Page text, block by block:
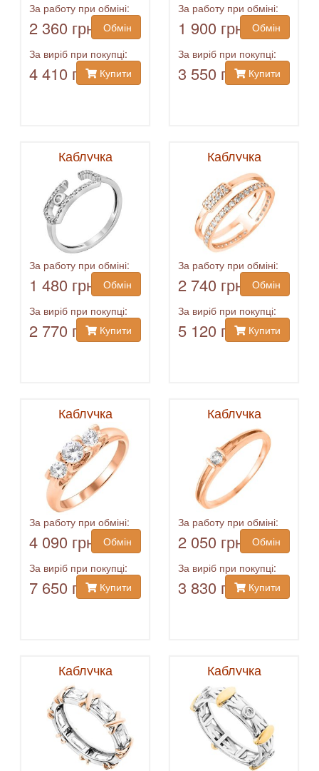
За работу при обміні:
2 360 грн
Обмін
За виріб при покупці:
4 410 грн Купити
За работу при обміні:
1 900 грн
Обмін
За виріб при покупці:
3 550 грн Купити
Каблучка
За работу при обміні:
1 480 грн
Обмін
За виріб при покупці:
2 770 грн Купити
Каблучка
За работу при обміні:
2 740 грн
Обмін
За виріб при покупці:
5 120 грн Купити
Каблучка
За работу при обміні:
4 090 грн
Обмін
За виріб при покупці:
7 650 грн Купити
Каблучка
За работу при обміні:
2 050 грн
Обмін
За виріб при покупці:
3 830 грн Купити
Каблучка Каблучка